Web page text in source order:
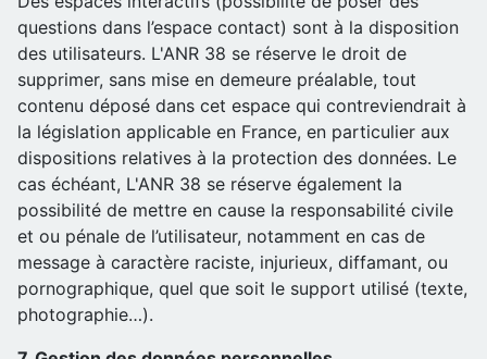
questions dans l’espace contact) sont à la disposition
des utilisateurs. L'ANR 38 se réserve le droit de
supprimer, sans mise en demeure préalable, tout
contenu déposé dans cet espace qui contreviendrait à
la législation applicable en France, en particulier aux
dispositions relatives à la protection des données. Le
cas échéant, L'ANR 38 se réserve également la
possibilité de mettre en cause la responsabilité civile
et ou pénale de l’utilisateur, notamment en cas de
message à caractère raciste, injurieux, diffamant, ou
pornographique, quel que soit le support utilisé (texte,
photographie…).